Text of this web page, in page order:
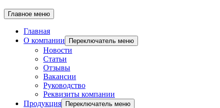
Главное меню
Главная
О компании
Переключатель меню
Новости
Статьи
Отзывы
Вакансии
Руководство
Реквизиты компании
Продукция
Переключатель меню